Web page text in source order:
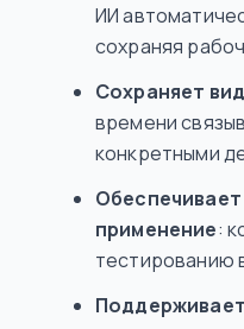
ИИ
сохраняя
Сохраняет
времени
конкретными
применение:
тестированию